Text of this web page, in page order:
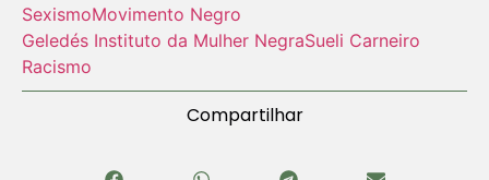
SexismoMovimento Negro
Geledés Instituto da Mulher NegraSueli Carneiro
Racismo
Compartilhar